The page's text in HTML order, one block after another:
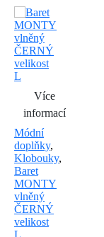
Více
informací
Módní
doplňky,
Klobouky,
Baret
MONTY
vlněný
ČERNÝ
velikost
L